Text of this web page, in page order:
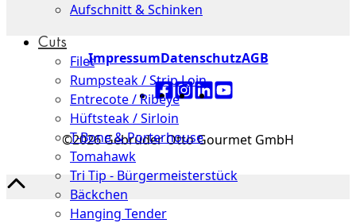
Aufschnitt & Schinken
Cuts
Filet
Rumpsteak / Strip Loin
Entrecote / Ribeye
Hüftsteak / Sirloin
T-Bone & Porterhouse
Tomahawk
Tri Tip - Bürgermeisterstück
Bäckchen
Hanging Tender
ImpressumDatenschutzAGB
©2026 Gebrüder Otto Gourmet GmbH